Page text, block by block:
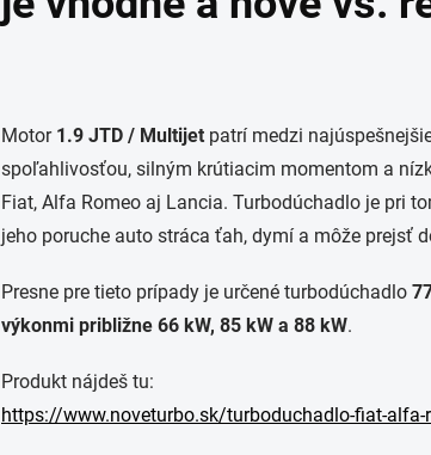
Motor 1.9 JTD / Multijet patrí medzi
spoľahlivosťou, silným krútiacim momentom a
Fiat, Alfa Romeo aj Lancia. Turbodúchadlo je pri
jeho poruche auto stráca ťah, dymí a môže prejsť
Presne pre tieto prípady je určené turbodúchadlo
výkonmi približne 66 kW, 85 kW a 88 kW.
Produkt nájdeš tu:
https://www.noveturbo.sk/turboduchadlo-fiat-alfa-